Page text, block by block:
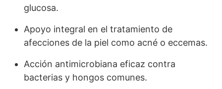
glucosa.
Apoyo integral en el tratamiento de
afecciones de la piel como acné o eccemas.
Acción antimicrobiana eficaz contra
bacterias y hongos comunes.